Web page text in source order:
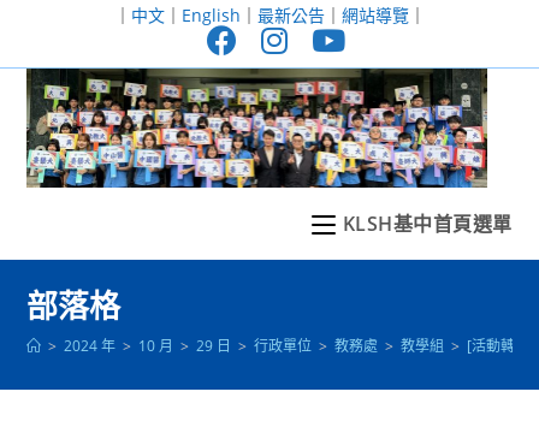
至
｜ 中文｜ English ｜ 最新公告｜ 網站導覽｜
KLSH基中首頁選單
部落格
> 2024 年 > 10 月 > 29 日 > 行政單位 > 教務處 > 教學組 > [活動轉知]